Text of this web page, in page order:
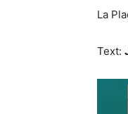
La
Text: